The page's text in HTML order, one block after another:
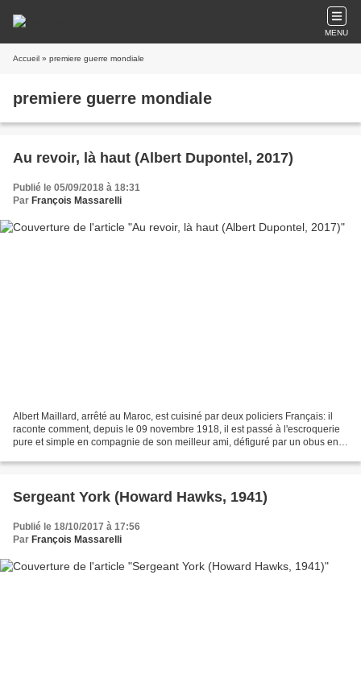
MENU
Accueil » premiere guerre mondiale
premiere guerre mondiale
Au revoir, là haut (Albert Dupontel, 2017)
Publié le 05/09/2018 à 18:31
Par François Massarelli
Albert Maillard, arrêté au Maroc, est cuisiné par deux policiers Français: il
raconte comment, depuis le 09 novembre 1918, il est passé à l'escroquerie
pure et simple en compagnie de son meilleur ami, défiguré par un obus en
Sergeant York (Howard Hawks, 1941)
Publié le 18/10/2017 à 17:56
Par François Massarelli